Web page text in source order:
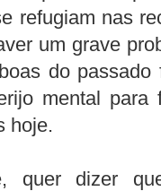
refugiam nas
um grave
do
mental para
hoje.
quer dizer